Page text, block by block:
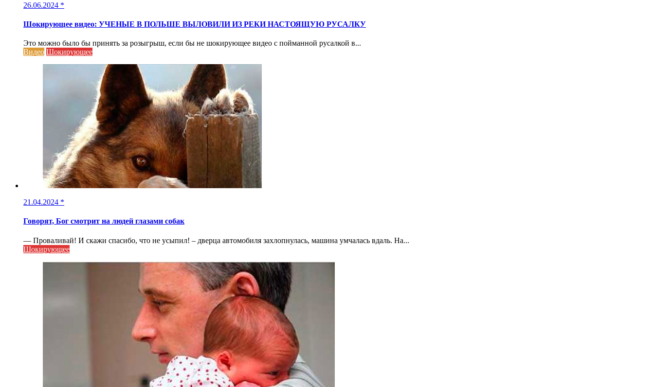
26.06.2024 *
Шокирующее видео: УЧЕНЫЕ В ПОЛЬШЕ ВЫЛОВИЛИ ИЗ РЕКИ НАСТОЯЩУЮ РУСАЛКУ
Это можно было бы принять за розыгрыш, если бы не шокирующее видео с пойманной русалкой в...
Видео Шокирующее
21.04.2024 *
Говорят, Бог смотрит на людей глазами собак
— Проваливай! И скажи спасибо, что не усыпил! – дверца автомобиля захлопнулась, машина умчалась вдаль. На...
Шокирующее